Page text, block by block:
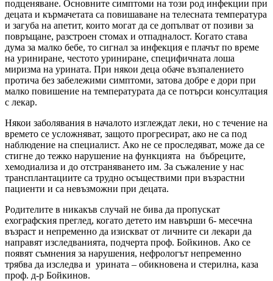
подценяване. Основните симптоми на този род инфекции при
децата и кърмачетата са повишаване на телесната температура
и загуба на апетит, които могат да се допълват от позиви за
повръщане, разстроен стомах и отпадналост. Когато става
дума за малко бебе, то сигнал за инфекция е плачът по време
на уриниране, честото уриниране, специфичната лоша
миризма на урината. При някои деца обаче възпалението
протича без забележими симптоми, затова добре е дори при
малко повишение на температурата да се потърси консултация
с лекар.
Някои заболявания в началото изглеждат леки, но с течение на
времето се усложняват, защото прогресират, ако не са под
наблюдение на специалист. Ако не се проследяват, може да се
стигне до тежко нарушение на функцията на бъбреците,
хемодиализа и до отстраняването им. За съжаление у нас
трансплантациите са трудно осъществими при възрастни
пациенти и са невъзможни при децата.
Родителите в никакъв случай не бива да пропускат
ехографския преглед, когато детето им навърши 6- месечна
възраст и непременно да изискват от личните си лекари да
направят изследванията, подчерта проф. Бойкинов. Ако се
появят съмнения за нарушения, нефрологът непремeнно
трябва да изследва и урината – обикновена и стерилна, каза
проф. д-р Бойкинов.